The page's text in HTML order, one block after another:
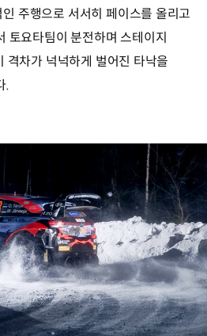
주행으로 서서히 페이스를 올리고
토요타팀이 분전하며 스테이지
격차가 넉넉하게 벌어진 타낙을
.